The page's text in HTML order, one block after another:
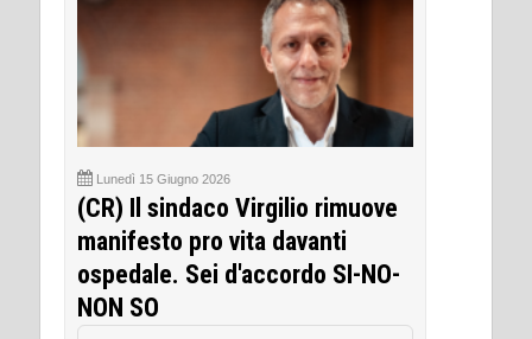
Lunedì 15 Giugno 2026
(CR) Il sindaco Virgilio rimuove
manifesto pro vita davanti
ospedale. Sei d'accordo SI-NO-
NON SO